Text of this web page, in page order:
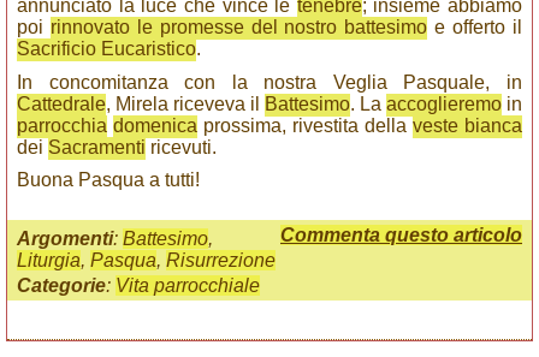
annunciato la luce che vince le tenebre; insieme abbiamo
poi rinnovato le promesse del nostro battesimo e offerto il
Sacrificio Eucaristico.
In concomitanza con la nostra Veglia Pasquale, in
Cattedrale, Mirela riceveva il Battesimo. La accoglieremo in
parrocchia domenica prossima, rivestita della veste bianca
dei Sacramenti ricevuti.
Buona Pasqua a tutti!
Commenta questo articolo
Argomenti: Battesimo,
Liturgia, Pasqua, Risurrezione
Categorie: Vita parrocchiale